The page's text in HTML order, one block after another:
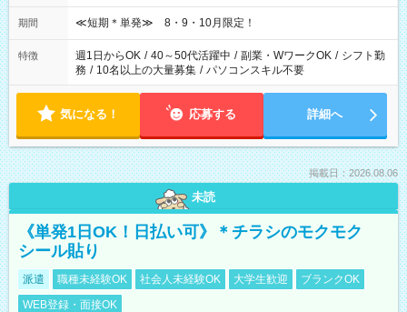
期間 ≪短期＊単発≫ 8・9・10月限定！
特徴 週1日からOK / 40～50代活躍中 / 副業・WワークOK / シフト勤
務 / 10名以上の大量募集 / パソコンスキル不要
気になる！ 応募する 詳細へ
掲載日：2026.08.06
未読
《単発1日OK！日払い可》＊チラシのモクモク
シール貼り
派遣 職種未経験OK 社会人未経験OK 大学生歓迎
ブランクOK
WEB登録・面接OK